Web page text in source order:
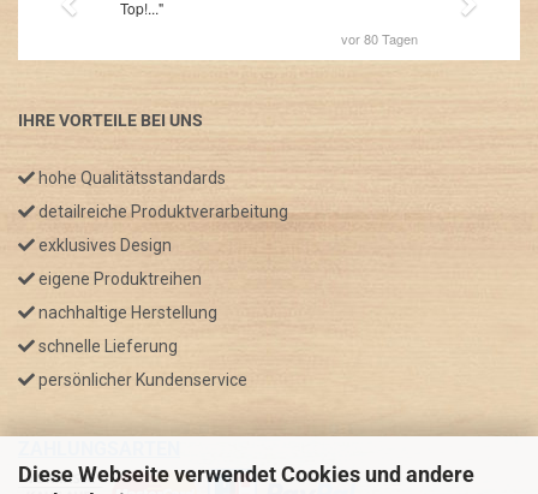
Diese Webseite verwendet Cookies und andere
IHRE VORTEILE BEI UNS
hohe Qualitätsstandards
detailreiche Produktverarbeitung
exklusives Design
eigene Produktreihen
nachhaltige Herstellung
schnelle Lieferung
persönlicher Kundenservice